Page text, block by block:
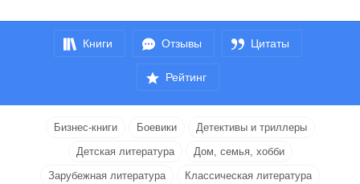
Книги Отзывы Цитаты
Рейтинг
Бизнес-книги Боевики
Детективы и триллеры
Детская литература
Дом, семья, хобби
Зарубежная литература
Классическая литература